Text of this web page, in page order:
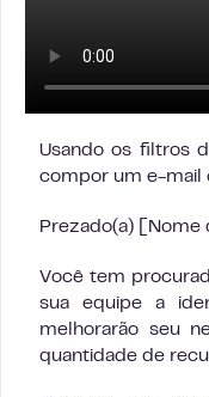
Usando os filtros
compor um e-mail
Prezado(a) [Nome
Você tem
sua equipe a
melhorarão seu
quantidade de